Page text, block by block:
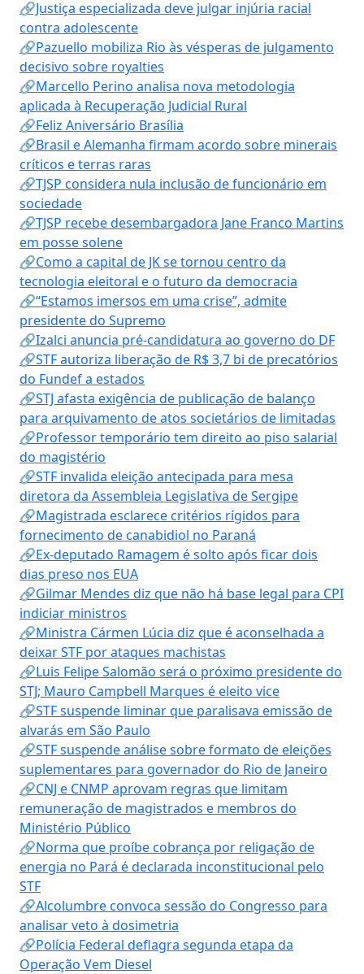
🔗Justiça especializada deve julgar injúria racial
contra adolescente
🔗Pazuello mobiliza Rio às vésperas de julgamento
decisivo sobre royalties
🔗Marcello Perino analisa nova metodologia
aplicada à Recuperação Judicial Rural
🔗Feliz Aniversário Brasília
🔗Brasil e Alemanha firmam acordo sobre minerais
críticos e terras raras
🔗TJSP considera nula inclusão de funcionário em
sociedade
🔗TJSP recebe desembargadora Jane Franco Martins
em posse solene
🔗Como a capital de JK se tornou centro da
tecnologia eleitoral e o futuro da democracia
🔗“Estamos imersos em uma crise”, admite
presidente do Supremo
🔗Izalci anuncia pré-candidatura ao governo do DF
🔗STF autoriza liberação de R$ 3,7 bi de precatórios
do Fundef a estados
🔗STJ afasta exigência de publicação de balanço
para arquivamento de atos societários de limitadas
🔗Professor temporário tem direito ao piso salarial
do magistério
🔗STF invalida eleição antecipada para mesa
diretora da Assembleia Legislativa de Sergipe
🔗Magistrada esclarece critérios rígidos para
fornecimento de canabidiol no Paraná
🔗Ex-deputado Ramagem é solto após ficar dois
dias preso nos EUA
🔗Gilmar Mendes diz que não há base legal para CPI
indiciar ministros
🔗Ministra Cármen Lúcia diz que é aconselhada a
deixar STF por ataques machistas
🔗Luis Felipe Salomão será o próximo presidente do
STJ; Mauro Campbell Marques é eleito vice
🔗STF suspende liminar que paralisava emissão de
alvarás em São Paulo
🔗STF suspende análise sobre formato de eleições
suplementares para governador do Rio de Janeiro
🔗CNJ e CNMP aprovam regras que limitam
remuneração de magistrados e membros do
Ministério Público
🔗Norma que proíbe cobrança por religação de
energia no Pará é declarada inconstitucional pelo
STF
🔗Alcolumbre convoca sessão do Congresso para
analisar veto à dosimetria
🔗Polícia Federal deflagra segunda etapa da
Operação Vem Diesel